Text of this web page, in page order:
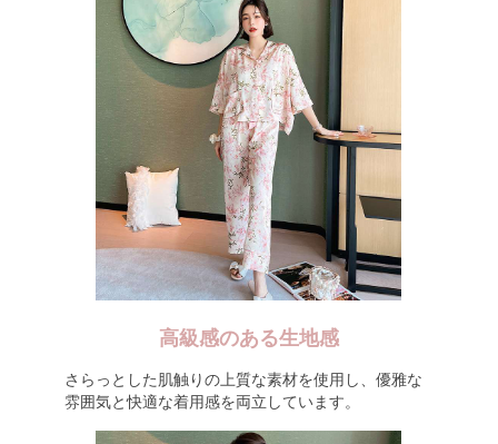
高級感のある生地感
さらっとした肌触りの上質な素材を使用し、優雅な
雰囲気と快適な着用感を両立しています。